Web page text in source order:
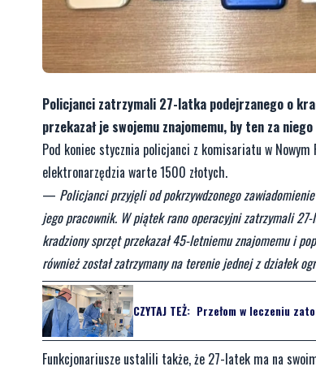
Policjanci zatrzymali 27-latka podejrzanego o
przekazał je swojemu znajomemu, by ten za
Pod koniec stycznia policjanci z komisariatu w
elektronarzędzia warte 1500 złotych.
— Policjanci przyjęli od pokrzywdzonego
jego pracownik. W piątek rano operacyjni zatrzymali
kradziony sprzęt przekazał 45-letniemu znajomemu i
również został zatrzymany na terenie jednej z działek
CZYTAJ TEŻ: Przełom w leczeniu
Funkcjonariusze ustalili także, że 27-latek ma na